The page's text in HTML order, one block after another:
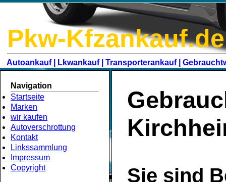
Pkw-Kfzankauf.de
Autoankauf | Lkwankauf | Transporterankauf |
Navigation
Startseite
Marken
wir kaufen
Autoverschrottung
Kontakt
Linkssammlung
Impressum
Copyright
Sie sind